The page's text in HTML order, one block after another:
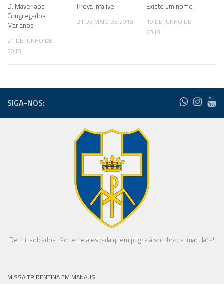
D. Mayer aos
Congregados
Marianos
21 DE JUNHO DE
2018
Prova Infalível
21 DE MAIO DE 2018
Existe um nome
19 DE JUNHO DE
2018
SIGA-NOS:
De mil soldados não teme a espada quem pugna à sombra da Imaculada!
MISSA TRIDENTINA EM MANAUS